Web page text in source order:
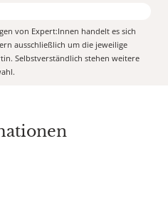
von Expert:Innen handelt es sich
ausschließlich um die jeweilige
Selbstverständlich stehen weitere